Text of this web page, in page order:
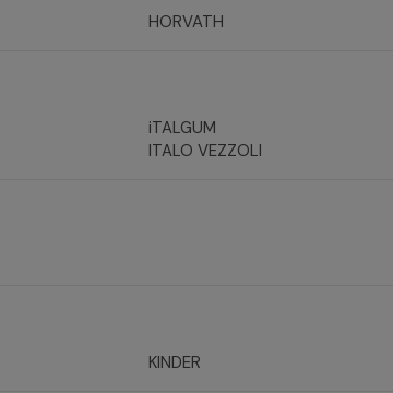
HORVATH
iTALGUM
ITALO VEZZOLI
KINDER